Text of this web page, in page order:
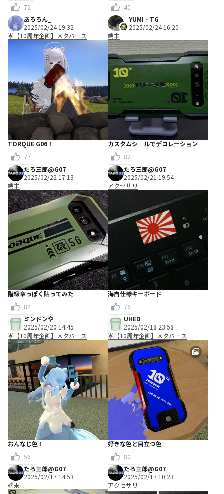
72
40
あろろん_
2025/02/24 19:32
🌟【10周年企画】メタバース
TORQUE G06！
77
YUMI‐TG
2025/02/24 16:20
端末
カスタムシ―ルでデコレーション
82
たろ三郎@G07
2025/02/22 17:13
端末
階級章っぽく貼ってみた
84
たろ三郎@G07
2025/02/21 19:54
アクセサリ
海自仕様キーボード
76
ミンドンや
2025/02/20 14:45
🌟【10周年企画】メタバース
おんなじ色！
56
UHED
2025/02/18 23:58
🌟【10周年企画】メタバース
好きな色と目立つ色
80
たろ三郎@G07
2025/02/17 14:53
端末
たろ三郎@G07
2025/02/17 10:23
アクセサリ